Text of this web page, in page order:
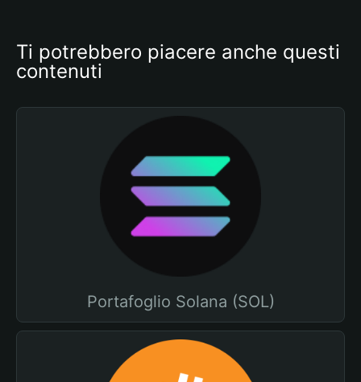
Ti potrebbero piacere anche questi
contenuti
Portafoglio Solana (SOL)